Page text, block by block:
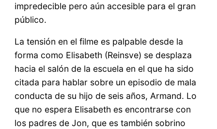
impredecible pero aún accesible para el gran
público.
La tensión en el filme es palpable desde la
forma como Elisabeth (Reinsve) se desplaza
hacia el salón de la escuela en el que ha sido
citada para hablar sobre un episodio de mala
conducta de su hijo de seis años, Armand. Lo
que no espera Elisabeth es encontrarse con
los padres de Jon, que es también sobrino